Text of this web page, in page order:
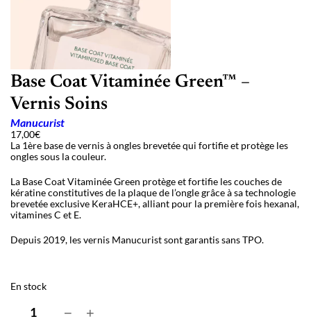
Base Coat Vitaminée Green™ –
Vernis Soins
Manucurist
17,00€
La 1ère base de vernis à ongles brevetée qui fortifie et protège les
ongles sous la couleur.
La Base Coat Vitaminée Green protège et fortifie les couches de
kératine constitutives de la plaque de l’ongle grâce à sa technologie
brevetée exclusive KeraHCE+, alliant pour la première fois hexanal,
vitamines C et E.
Depuis 2019, les vernis Manucurist sont garantis sans TPO.
En stock
− +